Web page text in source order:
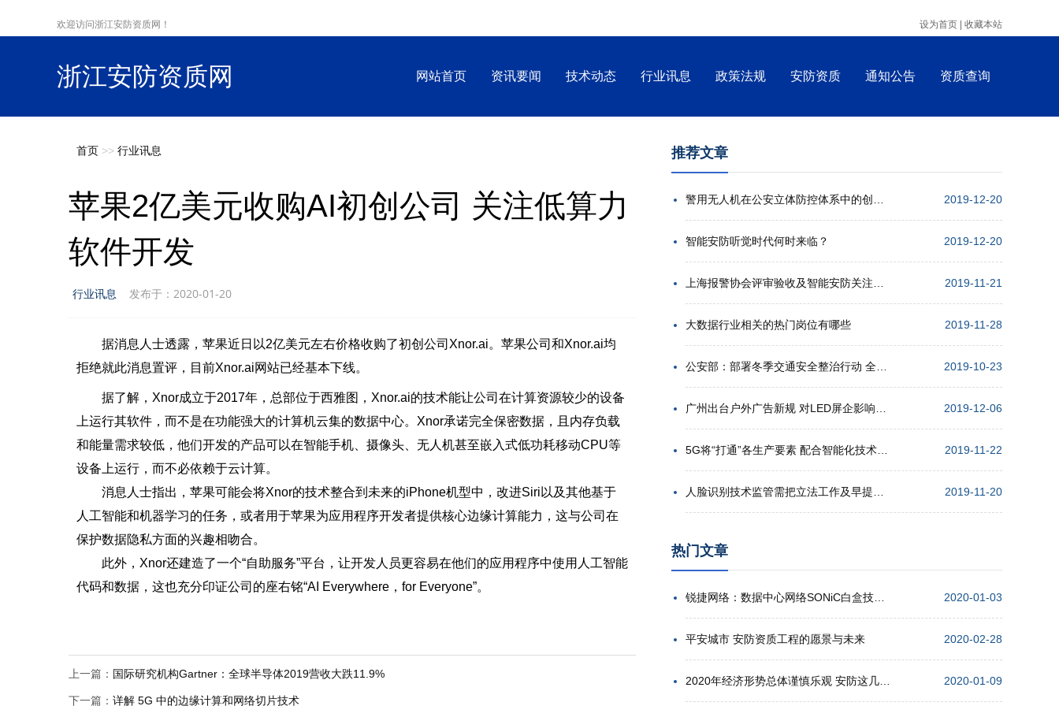
欢迎访问浙江安防资质网！ 设为首页 | 收藏本站
浙江安防资质网 网站首页 资讯要闻 技术动态 行业讯息 政策法规 安防资质 通知公告 资质查询
首页 >> 行业讯息
苹果2亿美元收购AI初创公司 关注低算力
软件开发
行业讯息 发布于：2020-01-20
据消息人士透露，苹果近日以2亿美元左右价格收购了初创公司Xnor.ai。苹果公司和Xnor.ai均
拒绝就此消息置评，目前Xnor.ai网站已经基本下线。
据了解，Xnor成立于2017年，总部位于西雅图，Xnor.ai的技术能让公司在计算资源较少的设备
上运行其软件，而不是在功能强大的计算机云集的数据中心。Xnor承诺完全保密数据，且内存负载
和能量需求较低，他们开发的产品可以在智能手机、摄像头、无人机甚至嵌入式低功耗移动CPU等
设备上运行，而不必依赖于云计算。
消息人士指出，苹果可能会将Xnor的技术整合到未来的iPhone机型中，改进Siri以及其他基于
人工智能和机器学习的任务，或者用于苹果为应用程序开发者提供核心边缘计算能力，这与公司在
保护数据隐私方面的兴趣相吻合。
此外，Xnor还建造了一个“自助服务”平台，让开发人员更容易在他们的应用程序中使用人工智能
代码和数据，这也充分印证公司的座右铭“AI Everywhere，for Everyone”。
上一篇： 国际研究机构Gartner：全球半导体2019营收大跌11.9%
下一篇： 详解 5G 中的边缘计算和网络切片技术
推荐文章
2019-12-20
智能安防听觉时代何时来临？ 2019-12-20
2019-11-21
大数据行业相关的热门岗位有哪些 2019-11-28
2019-10-23
2019-12-06
2019-11-22
2019-11-20
热门文章
2020-01-03
平安城市 安防资质工程的愿景与未来 2020-02-28
2020-01-09